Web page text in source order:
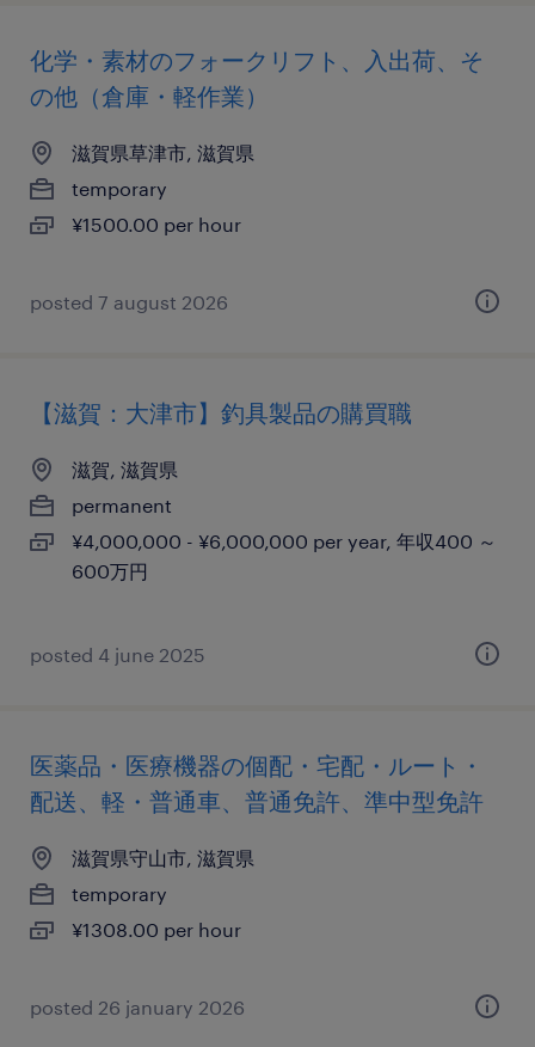
化学・素材のフォークリフト、入出荷、そ
の他（倉庫・軽作業）
滋賀県草津市, 滋賀県
temporary
¥1500.00 per hour
posted 7 august 2026
【滋賀：大津市】釣具製品の購買職
滋賀, 滋賀県
permanent
¥4,000,000 - ¥6,000,000 per year, 年収400 ～
600万円
posted 4 june 2025
医薬品・医療機器の個配・宅配・ルート・
配送、軽・普通車、普通免許、準中型免許
滋賀県守山市, 滋賀県
temporary
¥1308.00 per hour
posted 26 january 2026